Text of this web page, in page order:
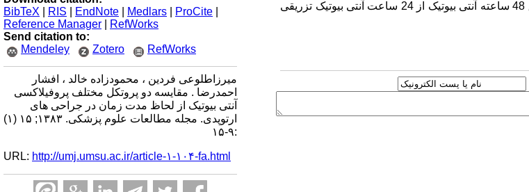
BibTeX
RIS EndNote Medlars ProCite
Reference Manager
RefWorks
Send citation to:
Mendeley
Zotero RefWorks
میرزاطلوعی فردین ، محمودزاده خالد ، افشار
احمدرضا . مقایسه دو پروتکل مختلف پروفیلاکسی
آنتی بیوتیک از لحاظ مدت زمان در جراحی های
ارتوپدی. مجله مطالعات علوم پزشکی. ۱۳۸۳; ۱۵ (۱)
:۹-۱۵
URL: http://umj.umsu.ac.ir/article-۱-۱۰۴-fa.html
اتاق های عمل استان آذربایجان غربی و روش های استریلیتی موجود می توان به جای تزریق 48 ساعته آنتی بیوتیک از 24 ساعت آنتی بیوتیک تزریقی